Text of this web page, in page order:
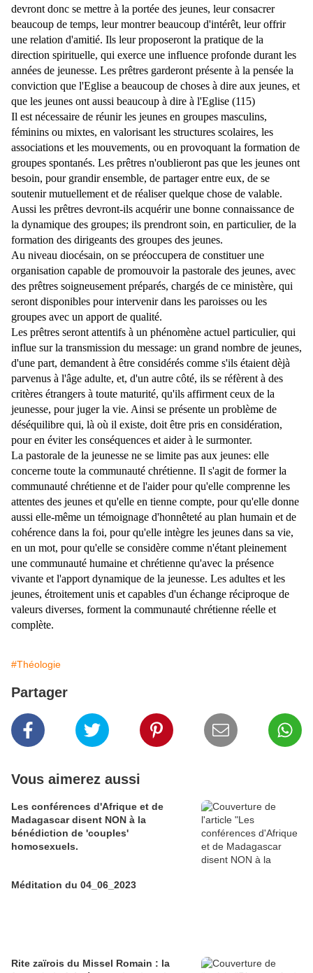
devront donc se mettre à la portée des jeunes, leur consacrer
beaucoup de temps, leur montrer beaucoup d'intérêt, leur offrir
une relation d'amitié. Ils leur proposeront la pratique de la
direction spirituelle, qui exerce une influence profonde durant les
années de jeunesse. Les prêtres garderont présente à la pensée la
conviction que l'Eglise a beaucoup de choses à dire aux jeunes, et
que les jeunes ont aussi beaucoup à dire à l'Eglise (115)
Il est nécessaire de réunir les jeunes en groupes masculins,
féminins ou mixtes, en valorisant les structures scolaires, les
associations et les mouvements, ou en provoquant la formation de
groupes spontanés. Les prêtres n'oublieront pas que les jeunes ont
besoin, pour grandir ensemble, de partager entre eux, de se
soutenir mutuellement et de réaliser quelque chose de valable.
Aussi les prêtres devront-ils acquérir une bonne connaissance de
la dynamique des groupes; ils prendront soin, en particulier, de la
formation des dirigeants des groupes des jeunes.
Au niveau diocésain, on se préoccupera de constituer une
organisation capable de promouvoir la pastorale des jeunes, avec
des prêtres soigneusement préparés, chargés de ce ministère, qui
seront disponibles pour intervenir dans les paroisses ou les
groupes avec un apport de qualité.
Les prêtres seront attentifs à un phénomène actuel particulier, qui
influe sur la transmission du message: un grand nombre de jeunes,
d'une part, demandent à être considérés comme s'ils étaient dèjà
parvenus à l'âge adulte, et, d'un autre côté, ils se réfèrent à des
critères étrangers à toute maturité, qu'ils affirment ceux de la
jeunesse, pour juger la vie. Ainsi se présente un problème de
déséquilibre qui, là où il existe, doit être pris en considération,
pour en éviter les conséquences et aider à le surmonter.
La pastorale de la jeunesse ne se limite pas aux jeunes: elle
concerne toute la communauté chrétienne. Il s'agit de former la
communauté chrétienne et de l'aider pour qu'elle comprenne les
attentes des jeunes et qu'elle en tienne compte, pour qu'elle donne
aussi elle-même un témoignage d'honnêteté au plan humain et de
cohérence dans la foi, pour qu'elle intègre les jeunes dans sa vie,
en un mot, pour qu'elle se considère comme n'étant pleinement
une communauté humaine et chrétienne qu'avec la présence
vivante et l'apport dynamique de la jeunesse. Les adultes et les
jeunes, étroitement unis et capables d'un échange réciproque de
valeurs diverses, forment la communauté chrétienne réelle et
complète.
#Théologie
Partager
Vous aimerez aussi
Les conférences d'Afrique et de
Madagascar disent NON à la
bénédiction de 'couples'
homosexuels.
Méditation du 04_06_2023
Rite zaïrois du Missel Romain : la